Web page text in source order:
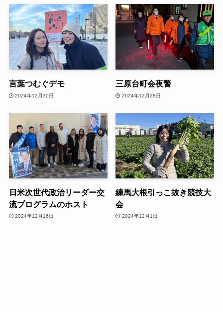
言葉つむぐデモ
2024年12月30日
三原台町会夜警
2024年12月28日
日米次世代政治リーダー交
流プログラムのホスト
2024年12月16日
練馬大根引っこ抜き競技大
会
2024年12月1日